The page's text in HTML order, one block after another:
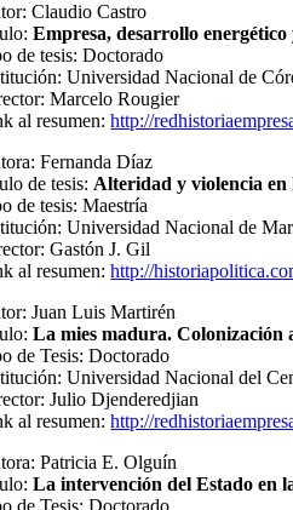
Claudio Castro
Empresa, desarrollo
de tesis: Doctorado
Universidad Nacional de
Marcelo Rougier
al resumen:http://
Fernanda Díaz
de tesis: Alteridad y violencia
de tesis: Maestría
Universidad Nacional de
Gastón J. Gil
al resumen:http://
Juan Luis Martirén
La mies madura. Colonización
de Tesis: Doctorado
Universidad Nacional del
Julio Djenderedjian
al resumen:http://
Patricia E. Olguín
La intervención del Estado en
de Tesis: Doctorado